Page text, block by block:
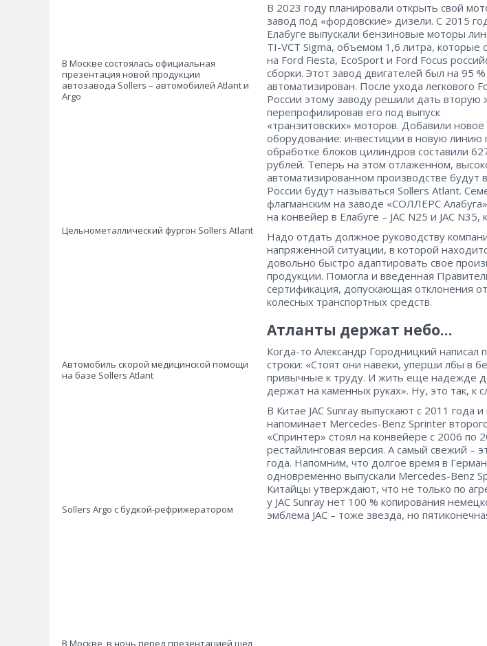
В Москве состоялась официальная
презентация новой продукции
автозавода Sollers – автомобилей Atlant и
Argo
Цельнометаллический фургон Sollers Atlant
Автомобиль скорой медицинской помощи
на базе Sollers Atlant
Sollers Argo с будкой-рефрижератором
В Москве, в ночь перед презентацией шел
В 2023 году планировали открыть свой
завод под «фордовские» дизели. С 2015
Елабуге выпускали бензиновые моторы
TI-VCT Sigma, объемом 1,6 литра, которые
на Ford Fiesta, EcoSport и Ford Focus
сборки. Этот завод двигателей был на 95 %
автоматизирован. После ухода легкового
России этому заводу решили дать вторую
перепрофилировав его под выпуск
«транзитовских» моторов. Добавили новое
оборудование: инвестиции в новую линию
обработке блоков цилиндров составили
рублей. Теперь на этом отлаженном,
автоматизированном производстве будут
России будут называться Sollers Atlant.
флагманским на заводе «СОЛЛЕРС
на конвейер в Елабуге – JAC N25 и JAC
Надо отдать должное руководству
напряженной ситуации, в которой
довольно быстро адаптировать свое
продукции. Помогла и введенная
сертификация, допускающая отклонения
колесных транспортных средств.
Атланты держат небо…
Когда-то Александр Городницкий написал
строки: «Стоят они навеки, уперши лбы в
привычные к труду. И жить еще надежде
держат на каменных руках». Ну, это так, к
В Китае JAC Sunray выпускают с 2011 года
напоминает Mercedes-Benz Sprinter
«Спринтер» стоял на конвейере с 2006 по
рестайлинговая версия. А самый свежий –
года. Напомним, что долгое время в
одновременно выпускали Mercedes-Benz
Китайцы утверждают, что не только по
у JAC Sunray нет 100 % копирования
эмблема JAC – тоже звезда, но